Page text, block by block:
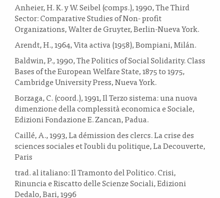
Anheier, H. K. y W. Seibel (comps.), 1990, The Third
Sector: Comparative Studies of Non- profit
Organizations, Walter de Gruyter, Berlin-Nueva York.
Arendt, H., 1964, Vita activa (1958), Bompiani, Milán.
Baldwin, P., 1990, The Politics of Social Solidarity. Class
Bases of the European Welfare State, 1875 to 1975,
Cambridge University Press, Nueva York.
Borzaga, C. (coord.), 1991, Il Terzo sistema: una nuova
dimenzione della complessità economica e Sociale,
Edizioni Fondazione E. Zancan, Padua.
Caillé, A., 1993, La démission des clercs. La crise des
sciences sociales et l'oubli du politique, La Decouverte,
Paris
trad. al italiano: Il Tramonto del Politico. Crisi,
Rinuncia e Riscatto delle Scienze Sociali, Edizioni
Dedalo, Bari, 1996